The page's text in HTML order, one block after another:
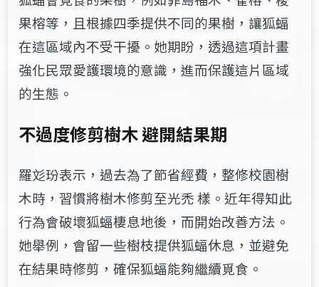
果榕等，且根據四季提供不同的果樹，讓狐蝠
在這區域內不受干擾。她期盼，透過這項計畫
強化民眾愛護環境的意識，進而保護這片區域
的生態。
不過度修剪樹木 避開結果期
羅彣玢表示，過去為了節省經費，整修校園樹
木時，習慣將樹木修剪至光禿 樣。近年得知此
行為會破壞狐蝠棲息地後，而開始改善方法。
她舉例，會留一些樹枝提供狐蝠休息，並避免
在結果時修剪，確保狐蝠能夠繼續覓食。